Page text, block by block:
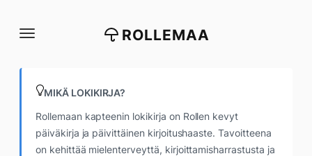
suoraan
ROLLEMAA
MIKÄ LOKIKIRJA?
Rollemaan kapteenin lokikirja on Rollen kevyt
päiväkirja ja päivittäinen kirjoitushaaste. Tavoitteena
on kehittää mielenterveyttä, kirjoittamisharrastusta ja